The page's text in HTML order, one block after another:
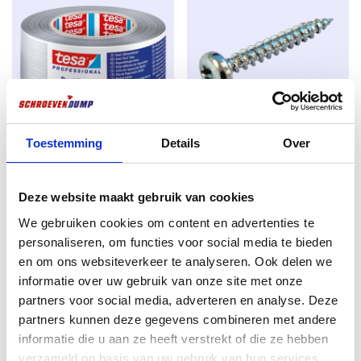
Toestemming Details Over
Deze website maakt gebruik van cookies
We gebruiken cookies om content en advertenties te
personaliseren, om functies voor social media te bieden
en om ons websiteverkeer te analyseren. Ook delen we
informatie over uw gebruik van onze site met onze
partners voor social media, adverteren en analyse. Deze
partners kunnen deze gegevens combineren met andere
informatie die u aan ze heeft verstrekt of die ze hebben
verzameld op basis van uw gebruik van hun services.
Schrauben arbeiten, die gratfrei und superstark sind.
Die Schrauben tragen daher ein CE-Zeichen, mit dem
der Hersteller angibt, dass das Produkt die
Anforderungen an Sicherheit, Gesundheit, Umwelt
und Verbraucherschutz erfüllt.
Wofür sind Spanplattenschrauben geeignet?
Schroevendump Spanplattenschrauben sind perfekt
einsetzbar, wie z.B. Fichte, Kiefer, Plattenmaterial
Multiplex, Plattenmaterial Unterlage. Die idealen
Qualitätsschrauben, um Konstruktionen wie
Vorwandinstallationen, Beplankungsschrauben,
Verkleidungen und Dachkonstruktionen herzustellen
Torx-Schrauben gibt es in verschiedenen
Ausführungen. Sie haben Teilgewinde und
Vollgewinde. Teilgewinde bedeutet, dass die Schraube
Klebeband Tesa 50mm x 50m
€7,45
excl. BTW:€6,16
Auf Lager
200St.
€2,23
Auf Lager